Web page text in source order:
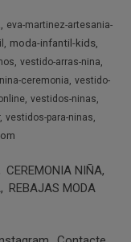
eva-martinez-artesania-
moda-infantil-kids
vestido-arras-nina
ceremonia vestido-
vestidos-ninas
vestidos-para-ninas
CEREMONIA NIÑA
REBAJAS MODA